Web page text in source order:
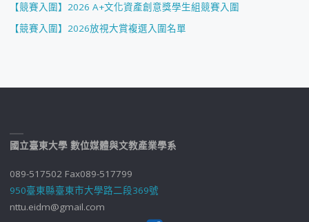
【競賽入圍】2026 A+文化資產創意獎學生組競賽入圍
【競賽入圍】2026放視大賞複選入圍名單
國立臺東大學 數位媒體與文教產業學系
089-517502 Fax089-517799
950臺東縣臺東市大學路二段369號
nttu.eidm@gmail.com